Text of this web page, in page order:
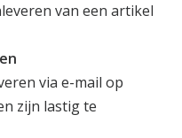
van een artikel
via e-mail op
zijn lastig te